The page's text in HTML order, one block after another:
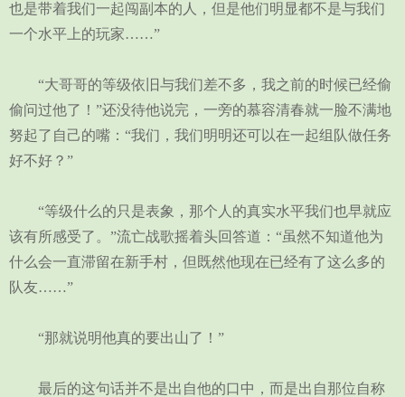
也是带着我们一起闯副本的人，但是他们明显都不是与我们
一个水平上的玩家……”
“大哥哥的等级依旧与我们差不多，我之前的时候已经偷
偷问过他了！”还没待他说完，一旁的慕容清春就一脸不满地
努起了自己的嘴：“我们，我们明明还可以在一起组队做任务
好不好？”
“等级什么的只是表象，那个人的真实水平我们也早就应
该有所感受了。”流亡战歌摇着头回答道：“虽然不知道他为
什么会一直滞留在新手村，但既然他现在已经有了这么多的
队友……”
“那就说明他真的要出山了！”
最后的这句话并不是出自他的口中，而是出自那位自称